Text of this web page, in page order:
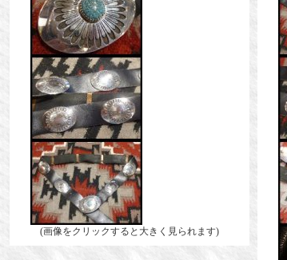
(画像をクリックすると大きく見られます)